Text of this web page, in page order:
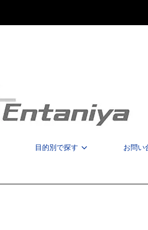
目的別で探す お問い